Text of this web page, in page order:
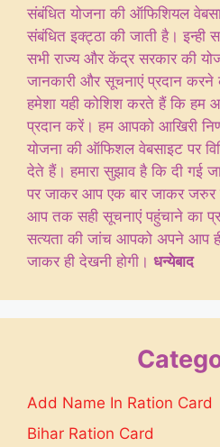
संबंधित योजना की ऑफिशियल
संबंधित इक्ट्ठा की जाती है। इन्ही
सभी राज्य और केंद्र सरकार की
जानकारी और सूचनाएं प्रदान
हमेशा यही कोशिश करते हैं कि हम
प्रदान करें। हम आपको आखिरी
योजना की ऑफिशल वेबसाइट पर
देते हैं। हमारा सुझाव है कि दी गई
पर जाकर आप एक बार जाकर
आप तक सही सूचनाएं पहुंचाने का
सत्यता की जांच आपको अपने आप
जाकर ही देखनी होगी। धन्येबाद
Add Name In Ration Card
Bihar Ration Card